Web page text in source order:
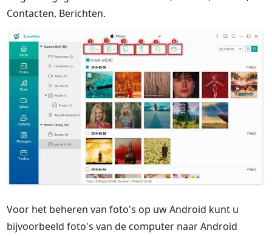
Contacten, Berichten.
Voor het beheren van foto's op uw Android kunt u
bijvoorbeeld foto's van de computer naar Android